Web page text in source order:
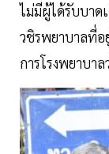
ไม่มีผู้ได้รับบาด
วชิรพยาบาลที่อ
การโรงพยาบา